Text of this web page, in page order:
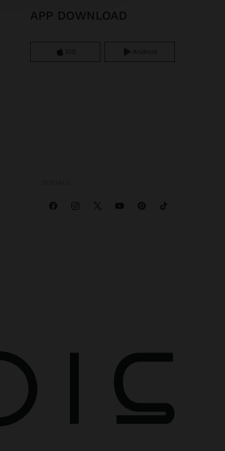
APP DOWNLOAD
iOS Android